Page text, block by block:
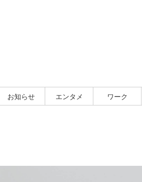
お知らせ エンタメ ワーク